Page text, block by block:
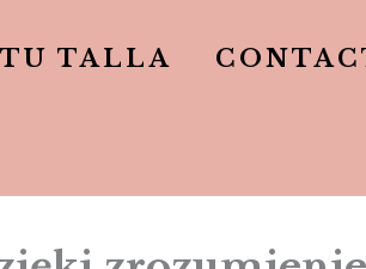
TALLA